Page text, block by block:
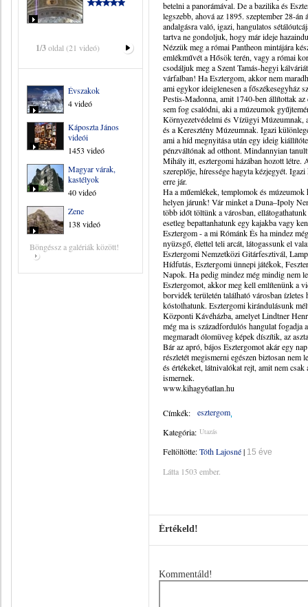
1/3oldal (21 videó)
Évszakok
4 videó
Káposzta János
videói
1453 videó
Magyar várak,
kastélyok
40 videó
Zene
138 videó
Böngéssz a galériák között!
betelni a panorámával. De a bazilika és
legszebb, ahová az 1895. szeptember 28-
andalgásra való, igazi, hangulatos
tartva ne gondoljuk, hogy már ideje
Nézzük meg a római Pantheon mintájára
emlékművét a Hősök terén, vagy a római
csodáljuk meg a Szent Tamás-hegyi
várfalban! Ha Esztergom, akkor nem
ami egykor ideiglenesen a főszékesegyház
Pestis-Madonna, amit 1740-ben állítottak
sem fog csalódni, aki a múzeumok
Környezetvédelmi és Vízügyi Múzeumnak,
és a Keresztény Múzeumnak. Igazi
ami a híd megnyitása után egy ideig
pénzváltónak ad otthont. Mindannyian
Mihály itt, esztergomi házában hozott létre.
szereplője, híressége hagyta kézjegyét.
erre jár.
Ha a műemlékek, templomok és
helyen járunk! Vár minket a Duna–Ipoly
több időt töltünk a városban,
esetleg bepattanhatunk egy kajakba vagy
Esztergom - a mi Rómánk És ha mindez
nyüzsgő, élettel teli arcát, látogassunk el
Esztergomi Nemzetközi Gitárfesztivál,
Hídfutás, Esztergomi ünnepi játékok,
Napok. Ha pedig mindez még mindig nem
Esztergomot, akkor meg kell említenünk a
borvidék területén található városban
kóstolhatunk. Esztergomi kirándulásunk
Központi Kávéházba, amelyet Lindtner
még ma is századfordulós hangulat fogadja
megmaradt ólomüveg képek díszítik, az
Bár az apró, bájos Esztergomot akár egy
részletét megismerni egészen biztosan
és értékeket, látnivalókat rejt, amit nem
ismernek.
www.kihagy6atlan.hu
Címkék:
esztergom
Kategória: Utazás
Feltöltötte:Tóth Lajosné| 15 éve
Látta 1503 ember.
Értékeld!
Kommentáld!